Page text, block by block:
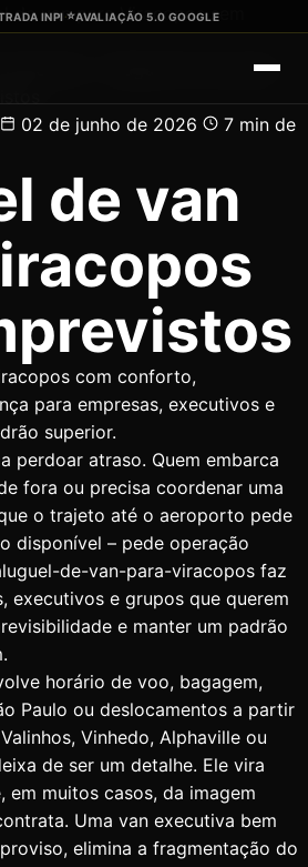
INPI ·⭐AVALIAÇÃO 5.0 GOOGLE
de van para Viracopos sem
02 de junho de 2026
7 min de
de van
com conforto,
para empresas, executivos e
superior.
perdoar atraso. Quem embarca
fora ou precisa coordenar uma
o trajeto até o aeroporto pede
disponível – pede operação
de-van-para-viracopos faz
executivos e grupos que querem
e manter um padrão
horário de voo, bagagem,
Paulo ou deslocamentos a partir
Vinhedo, Alphaville ou
de ser um detalhe. Ele vira
em muitos casos, da imagem
Uma van executiva bem
elimina a fragmentação do